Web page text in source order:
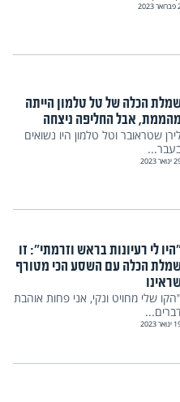
2023
הכלה של טל טלמון הייתה
מהממת, אבל החליפה ניצחה
שטראובר וטל טלמון היו נשואים
2023
לי רעיונות בראש וזרמתי": זו
הכלה עם השסע הכי מטורף
"הקו שלי מחויט ונקי, אני פחות אוהבת
2023